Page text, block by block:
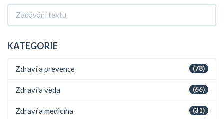
KATEGORIE
(78)
Zdraví a prevence
(66)
Zdraví a věda
(31)
Zdraví a medicína